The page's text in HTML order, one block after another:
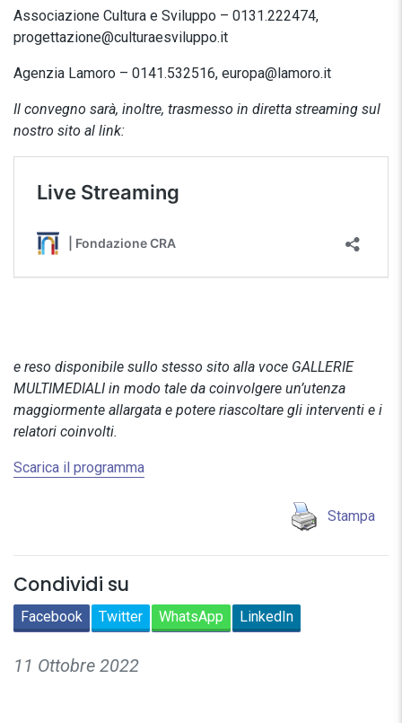
Associazione Cultura e Sviluppo – 0131.222474,
progettazione@culturaesviluppo.it
Agenzia Lamoro – 0141.532516, europa@lamoro.it
Il convegno sarà, inoltre, trasmesso in diretta streaming sul
nostro sito al link:
e reso disponibile sullo stesso sito alla voce GALLERIE
MULTIMEDIALI in modo tale da coinvolgere un’utenza
maggiormente allargata e potere riascoltare gli interventi e i
relatori coinvolti.
Scarica il programma
Stampa
Condividi su
Facebook Twitter WhatsApp LinkedIn
11 Ottobre 2022